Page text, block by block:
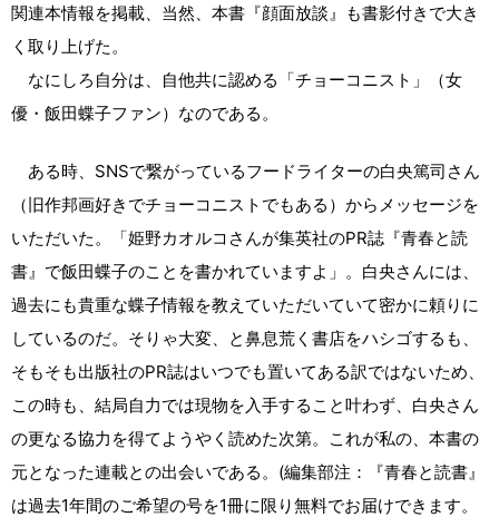
関連本情報を掲載、当然、本書『顔面放談』も書影付きで大き
く取り上げた。
なにしろ自分は、自他共に認める「チョーコニスト」（女
優・飯田蝶子ファン）なのである。
ある時、SNSで繋がっているフードライターの白央篤司さん
（旧作邦画好きでチョーコニストでもある）からメッセージを
いただいた。「姫野カオルコさんが集英社のPR誌『青春と読
書』で飯田蝶子のことを書かれていますよ」。白央さんには、
過去にも貴重な蝶子情報を教えていただいていて密かに頼りに
しているのだ。そりゃ大変、と鼻息荒く書店をハシゴするも、
そもそも出版社のPR誌はいつでも置いてある訳ではないため、
この時も、結局自力では現物を入手すること叶わず、白央さん
の更なる協力を得てようやく読めた次第。これが私の、本書の
元となった連載との出会いである。(編集部注：『青春と読書』
は過去1年間のご希望の号を1冊に限り無料でお届けできます。